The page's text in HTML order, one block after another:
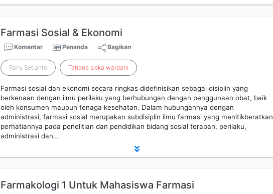
Farmasi Sosial & Ekonomi
Komentar Penanda Bagikan
Rony Setianto Tatiana siska wardani
Farmasi sosial dan ekonomi secara ringkas didefinisikan sebagai disiplin yang
berkenaan dengan ilmu perilaku yang berhubungan dengan penggunaan obat, baik
oleh konsumen maupun tenaga kesehatan. Dalam hubungannya dengan
administrasi, farmasi sosial merupakan subdisiplin ilmu farmasi yang menitikberatkan
perhatiannya pada penelitian dan pendidikan bidang sosial terapan, perilaku,
administrasi dan…
Farmakologi 1 Untuk Mahasiswa Farmasi